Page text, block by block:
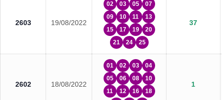
2603 19/08/2022
02 03 05
07
09
10 11
13
15
17 19
20
21
24 25
37
2602 18/08/2022
01 02 03
04
05
06 08
10
11
12 16
18
1